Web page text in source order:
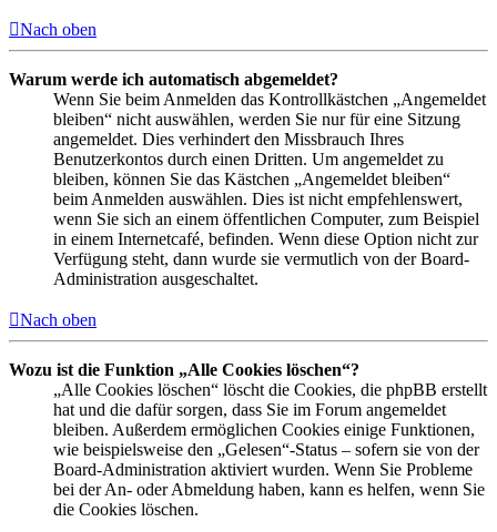
Nach oben
Warum werde ich automatisch abgemeldet?
Wenn Sie beim Anmelden das Kontrollkästchen „Angemeldet
bleiben“ nicht auswählen, werden Sie nur für eine Sitzung
angemeldet. Dies verhindert den Missbrauch Ihres
Benutzerkontos durch einen Dritten. Um angemeldet zu
bleiben, können Sie das Kästchen „Angemeldet bleiben“
beim Anmelden auswählen. Dies ist nicht empfehlenswert,
wenn Sie sich an einem öffentlichen Computer, zum Beispiel
in einem Internetcafé, befinden. Wenn diese Option nicht zur
Verfügung steht, dann wurde sie vermutlich von der Board-
Administration ausgeschaltet.
Nach oben
Wozu ist die Funktion „Alle Cookies löschen“?
„Alle Cookies löschen“ löscht die Cookies, die phpBB erstellt
hat und die dafür sorgen, dass Sie im Forum angemeldet
bleiben. Außerdem ermöglichen Cookies einige Funktionen,
wie beispielsweise den „Gelesen“-Status – sofern sie von der
Board-Administration aktiviert wurden. Wenn Sie Probleme
bei der An- oder Abmeldung haben, kann es helfen, wenn Sie
die Cookies löschen.